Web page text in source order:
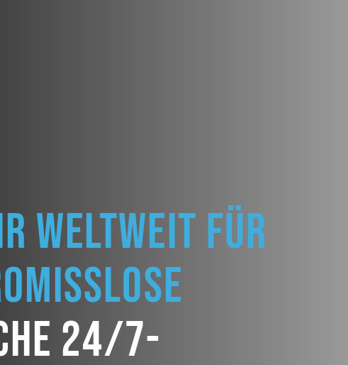
weltweit für
24/7-